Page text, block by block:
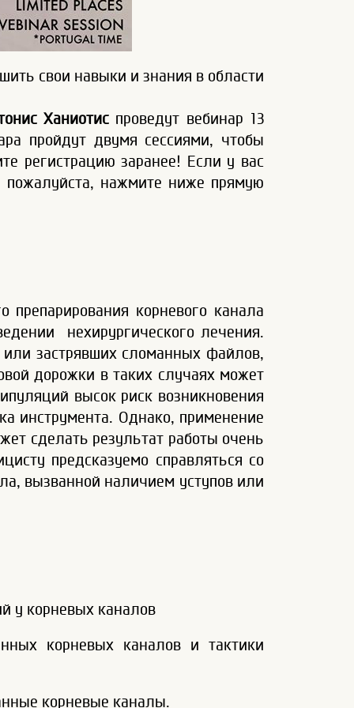
свои навыки и знания в области
Ханиотиспроведут вебинар 13
пройдут двумя сессиями, чтобы
регистрацию заранее! Если у вас
пожалуйста, нажмите ниже прямую
препарирования корневого канала
нехирургического лечения.
застрявших сломанных файлов,
дорожки в таких случаях может
высок риск возникновения
инструмента. Однако, применение
сделать результат работы очень
предсказуемо справляться со
вызванной наличием уступов или
у корневых каналов
корневых каналов и тактики
корневые каналы.